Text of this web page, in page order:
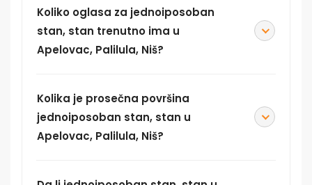
Koliko oglasa za jednoiposoban
stan, stan trenutno ima u
Apelovac, Palilula, Niš?
Kolika je prosečna površina
jednoiposoban stan, stan u
Apelovac, Palilula, Niš?